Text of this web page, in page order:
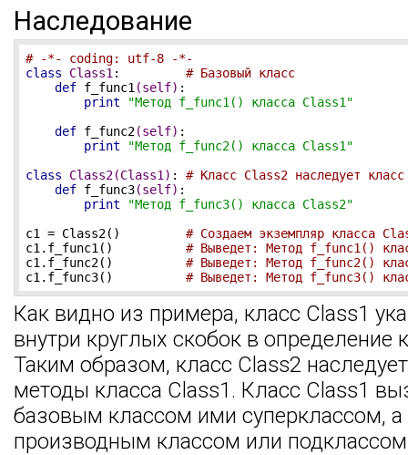
Наследование
# -*- coding: utf-8 -*-
class
Class1 :
# Базовый класс
def f_func1 (self) :
print
"Метод f_func1() класса Class1"
def f_func2(self) :
print
"Метод f_func2() класса Class1"
class
Class2(Class1) :
# Класс Class2 наследует
def f_func3(self) :
print
"Метод f_func3() класса Class2"
c1 = Class2() # Создаем экземпляр класса
c1.f_func1() # Выведет: Метод f_func1()
c1.f_func2() # Выведет: Метод f_func2()
c1.f_func3() # Выведет: Метод f_func3()
Как видно из примера, класс Class1
внутри круглых скобок в определение
Таким образом, класс Class2
методы класса Class1. Класс Class1
базовым классом ими суперклассом, а
производным классом или